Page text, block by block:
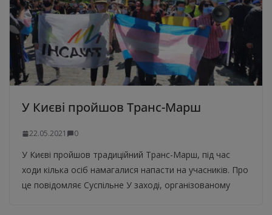
У Києві пройшов Транс-Марш
22.05.2021 0
У Києві пройшов традиційний Транс-Марш, під час
ходи кілька осіб намагалися напасти на учасників. Про
це повідомляє Суспільне У заході, організованому